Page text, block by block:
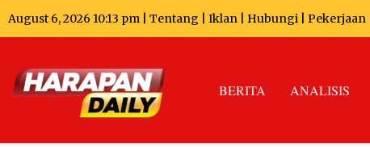
August 6, 2026 10:13 pm | Tentang Iklan Hubungi Pekerjaan
BERITA ANALISIS